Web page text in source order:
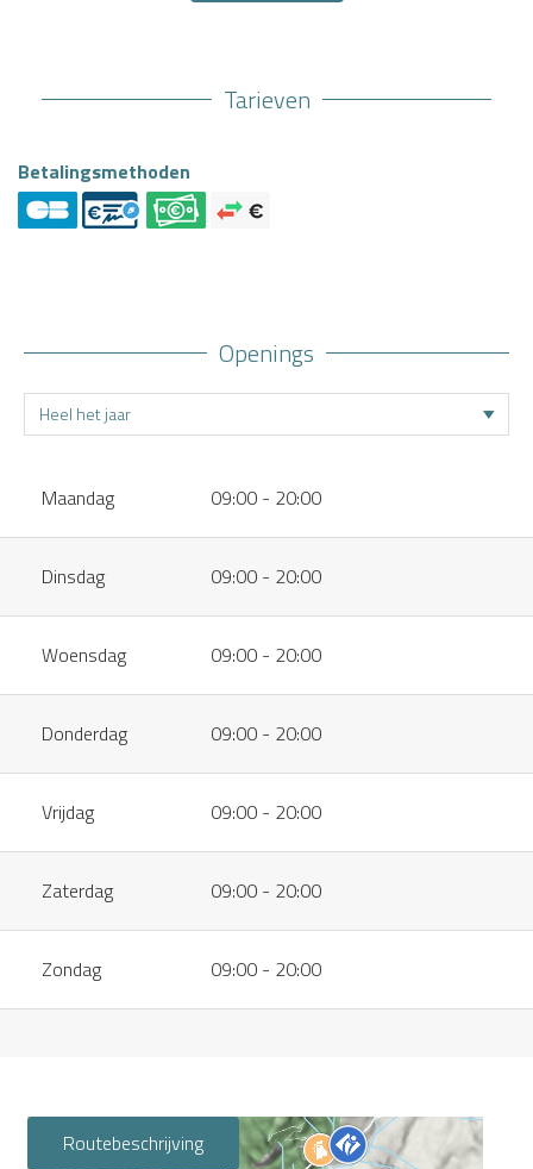
Tarieven
Betalingsmethoden
Openings
Maandag 09:00 - 20:00
Dinsdag 09:00 - 20:00
Woensdag 09:00 - 20:00
Donderdag 09:00 - 20:00
Vrijdag 09:00 - 20:00
Zaterdag 09:00 - 20:00
Zondag 09:00 - 20:00
Routebeschrijving